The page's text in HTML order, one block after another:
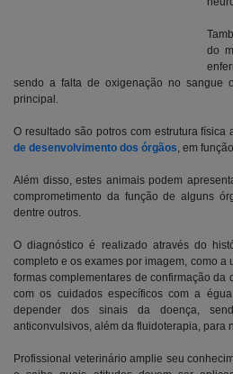
do
sendo a falta de oxigenação no sangue
principal.
O resultado são potros com estrutura física
de desenvolvimento dos órgãos, em
Além disso, estes animais podem
comprometimento da função de alguns
dentre outros.
O diagnóstico é realizado através do
completo e os exames por imagem, como a
formas complementares de confirmação da
com os cuidados específicos com a
depender dos sinais da doença,
anticonvulsivos, além da fluidoterapia, para
Profissional veterinário amplie seu